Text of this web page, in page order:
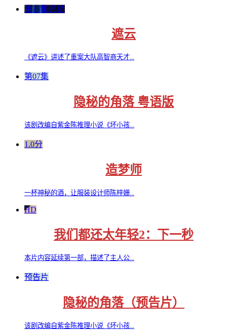
第35集完结
遮云
《遮云》讲述了重案大队高智商天才...
第07集
隐秘的角落 粤语版
该剧改编自紫金陈推理小说《坏小孩...
1.0分
造梦师
一杯神秘的酒，让服装设计师陈梓姗...
HD
我们都还太年轻2：下一秒
本片内容延续第一部，描述了主人公...
预告片
隐秘的角落（预告片）
该剧改编自紫金陈推理小说《坏小孩...